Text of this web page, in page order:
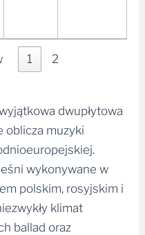
1 2
dwupłytowa
oblicza muzyki
wykonywane w
polskim, rosyjskim i
klimat
ballad oraz